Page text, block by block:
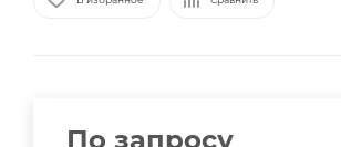
По запросу